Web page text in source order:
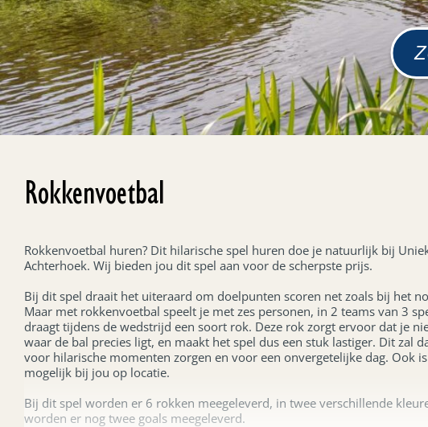
Rokkenvoetbal
Rokkenvoetbal huren? Dit hilarische spel huren doe je natuurlijk bij
Achterhoek. Wij bieden jou dit spel aan voor de scherpste prijs.
Bij dit spel draait het uiteraard om doelpunten scoren net zoals bij het
Maar met rokkenvoetbal speelt je met zes personen, in 2 teams van 3
draagt tijdens de wedstrijd een soort rok. Deze rok zorgt ervoor dat je
waar de bal precies ligt, en maakt het spel dus een stuk lastiger. Dit zal
voor hilarische momenten zorgen en voor een onvergetelijke dag. Ook
mogelijk bij jou op locatie.
Bij dit spel worden er 6 rokken meegeleverd, in twee verschillende
worden er nog twee goals meegeleverd.